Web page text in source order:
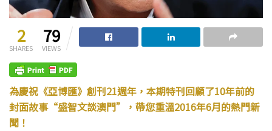
2
SHARES
79
VIEWS
為慶祝《亞博匯》創刊21週年，本期特刊回顧了10年前的
封面故事“盛智文談澳門”，帶您重溫2016年6月的熱門新
聞！